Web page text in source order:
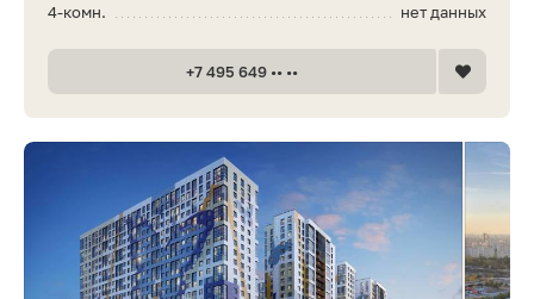
нет данных
4-комн.
+7 495 649 •• ••